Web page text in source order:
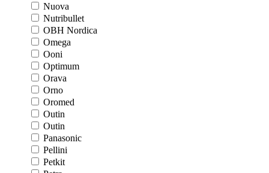
Nuova
Nutribullet
OBH Nordica
Omega
Ooni
Optimum
Orava
Orno
Oromed
Outin
Outin
Panasonic
Pellini
Petkit